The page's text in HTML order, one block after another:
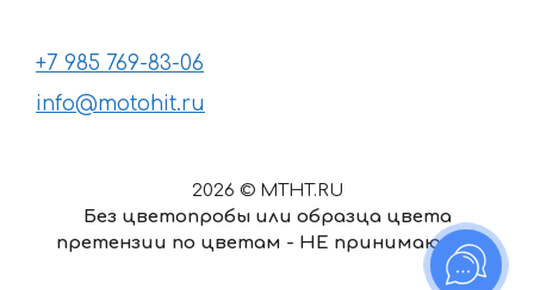
+7 985 769-83-06
info@motohit.ru
2026 © MTHT.RU
Без цветопробы или образца цвета
претензии по цветам - НЕ принимаются
В корзину